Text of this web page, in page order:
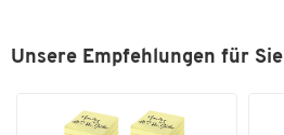
Unsere Empfehlungen für Sie